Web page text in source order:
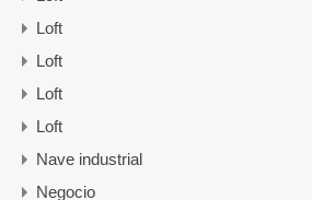
Loft
Loft
Loft
Loft
Nave industrial
Negocio